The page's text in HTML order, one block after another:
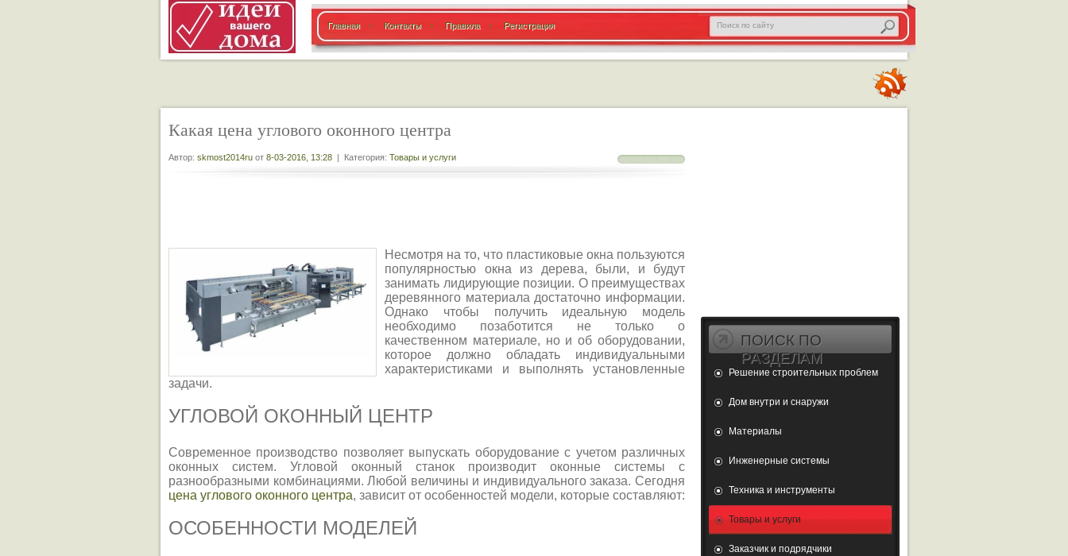
Главная Контакты Правила Регистрация
Какая цена углового оконного центра
Автор: skmost2014ru от 8-03-2016, 13:28 | Категория: Товары и услуги
Несмотря на то, что пластиковые окна пользуются
популярностью окна из дерева, были, и будут
занимать лидирующие позиции. О преимуществах
деревянного материала достаточно информации.
Однако чтобы получить идеальную модель
необходимо позаботится не только о
качественном материале, но и об оборудовании,
которое должно обладать индивидуальными
характеристиками и выполнять установленные
задачи.
УГЛОВОЙ ОКОННЫЙ ЦЕНТР
Современное производство позволяет выпускать оборудование с учетом различных
оконных систем. Угловой оконный станок производит оконные системы с
разнообразными комбинациями. Любой величины и индивидуального заказа. Сегодня
цена углового оконного центра, зависит от особенностей модели, которые составляют:
ОСОБЕННОСТИ МОДЕЛЕЙ
ПОИСК ПО
РАЗДЕЛАМ
Решение строительных проблем
Дом внутри и снаружи
Материалы
Инженерные системы
Техника и инструменты
Товары и услуги
Заказчик и подрядчики